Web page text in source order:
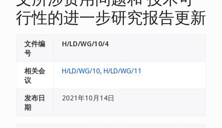
行性的进一步研究报告更新
文件编
号
H/LD/WG/10/4
相关会
议
H/LD/WG/10, H/LD/WG/11
发布日
期
2021年10月14日